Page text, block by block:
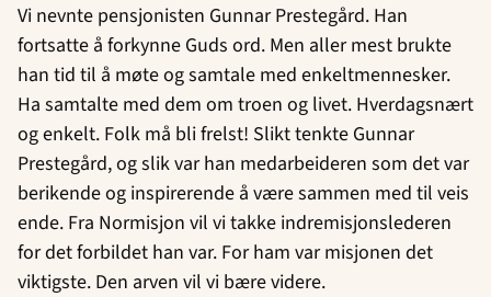
Vi nevnte pensjonisten Gunnar Prestegård. Han
fortsatte å forkynne Guds ord. Men aller mest brukte
han tid til å møte og samtale med enkeltmennesker.
Ha samtalte med dem om troen og livet. Hverdagsnært
og enkelt. Folk må bli frelst! Slikt tenkte Gunnar
Prestegård, og slik var han medarbeideren som det var
berikende og inspirerende å være sammen med til veis
ende. Fra Normisjon vil vi takke indremisjonslederen
for det forbildet han var. For ham var misjonen det
viktigste. Den arven vil vi bære videre.